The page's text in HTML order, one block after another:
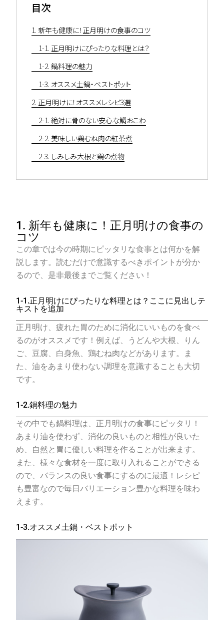
目次
1. 新年も健康に！正月明けの食事のコツ
1-1. 正月明けにぴったりな料理とは？
1-2. 鍋料理の魅力
1-3. オススメ土鍋・ベストポット
2. 正月明けに！オススメレシピ3選
2-1. 絶対に骨のない安心な鯛おこわ
2-2. 美味しい鶏むね肉の紅茶煮
2-3. しみしみ大根と鶏の煮物
1. 新年も健康に！正月明けの食事の
コツ
この章では今の時期にピッタリな食事とは何かを解
説します。読むだけで意識するべきポイントが分か
るので、是非最後までご覧ください！
1-1.正月明けにぴったりな料理とは？ここに見出しテ
キストを追加
正月明け、疲れた胃のために消化にいいものを食べ
るのがオススメです！例えば、うどんや大根、りん
ご、豆腐、白身魚、鶏むね肉などがあります。ま
た、油をあまり使わない調理を意識することも大切
です。
1-2.鍋料理の魅力
その中でも鍋料理は、正月明けの食事にピッタリ！
あまり油を使わず、消化の良いものと相性が良いた
め、自然と胃に優しい料理を作ることが出来ます。
また、様々な食材を一度に取り入れることができる
ので、バランスの良い食事にするのに最適！レシピ
も豊富なので毎日バリエーション豊かな料理を味わ
えます。
1-3.オススメ土鍋・ベストポット